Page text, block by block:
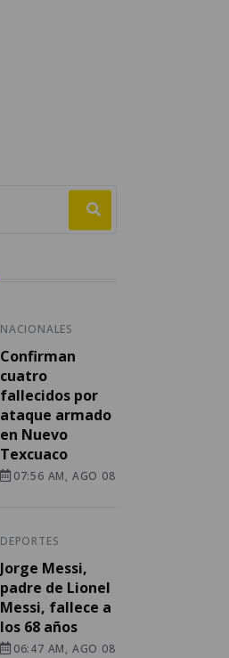
NACIONALES
Confirman
cuatro
fallecidos por
ataque armado
en Nuevo
Texcuaco
07:56 AM, AGO 08
DEPORTES
Jorge Messi,
padre de Lionel
Messi, fallece a
los 68 años
06:47 AM, AGO 08